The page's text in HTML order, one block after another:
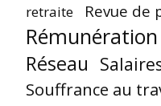
retraite Revue de
Rémunération
Réseau
Souffrance au